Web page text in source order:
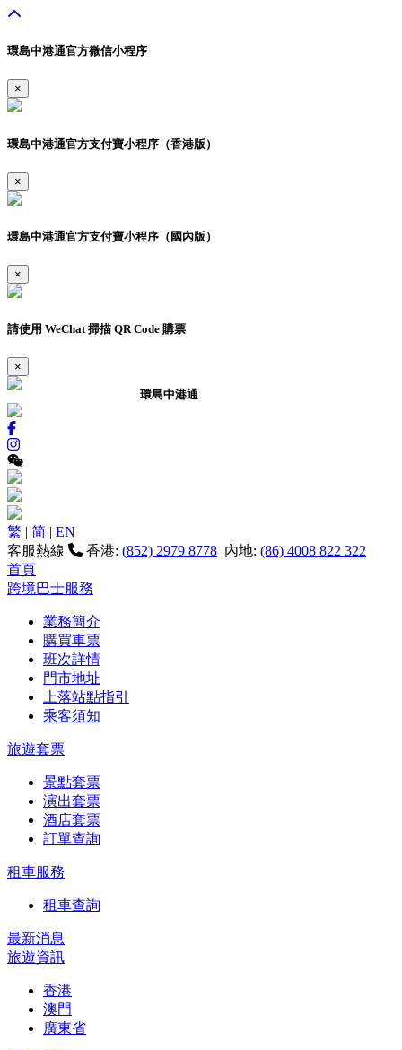
環島中港通官方微信小程序
×
環島中港通官方支付寶小程序（香港版）
×
環島中港通官方支付寶小程序（國內版）
×
請使用 WeChat 掃描 QR Code 購票
×
環島中港通
繁 | 简 | EN
客服熱線
香港: (852) 2979 8778 內地: (86) 4008 822 322
首頁
跨境巴士服務
業務簡介
購買車票
班次詳情
門市地址
上落站點指引
乘客須知
旅遊套票
景點套票
演出套票
酒店套票
訂單查詢
租車服務
租車查詢
最新消息
旅遊資訊
香港
澳門
廣東省